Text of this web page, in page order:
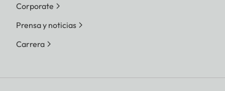
Corporate
Prensa y noticias
Carrera